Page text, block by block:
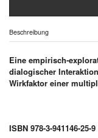
Beschreibung
Eine empirisch-
dialogischer
Wirkfaktor einer
ISBN 978-3-941146-25-9